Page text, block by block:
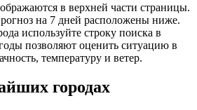
в верхней части страницы.
на 7 дней расположены ниже.
используйте строку поиска в
позволяют оценить ситуацию в
температуру и ветер.
городах